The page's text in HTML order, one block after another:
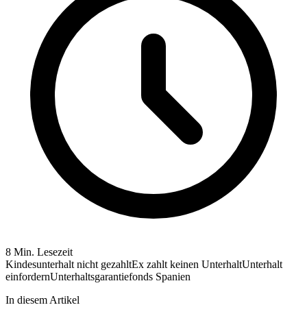
8 Min. Lesezeit
Kindesunterhalt nicht gezahltEx zahlt keinen UnterhaltUnterhalt
einfordernUnterhaltsgarantiefonds Spanien
In diesem Artikel